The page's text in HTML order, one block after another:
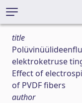
title
elektroketruse
Effect of
of PVDF fibers
author